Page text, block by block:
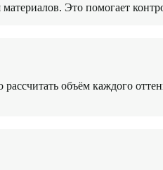
Это помогает
объём каждого